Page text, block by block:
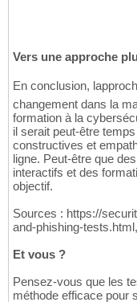
Vers une approche
En conclusion,
changement dans la
formation à la
il serait peut-être
constructives et
ligne. Peut-être que
interactifs et des
objectif.
Sources : https://
and-phishing-tests.html,
Et vous ?
Pensez-vous que les
méthode efficace pour